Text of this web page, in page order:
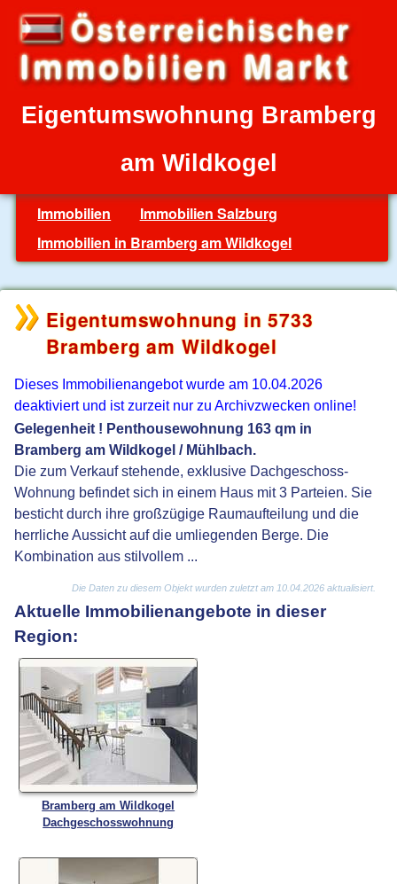
Eigentumswohnung Bramberg
am Wildkogel
Immobilien
Immobilien Salzburg
Immobilien in Bramberg am Wildkogel
Eigentumswohnung in 5733
Bramberg am Wildkogel
Dieses Immobilienangebot wurde am 10.04.2026
deaktiviert und ist zurzeit nur zu Archivzwecken online!
Gelegenheit ! Penthousewohnung 163 qm in
Bramberg am Wildkogel / Mühlbach.
Die zum Verkauf stehende, exklusive Dachgeschoss-
Wohnung befindet sich in einem Haus mit 3 Parteien. Sie
besticht durch ihre großzügige Raumaufteilung und die
herrliche Aussicht auf die umliegenden Berge. Die
Kombination aus stilvollem ...
Die Daten zu diesem Objekt wurden zuletzt am 10.04.2026 aktualisiert.
Aktuelle Immobilienangebote in dieser
Region:
Bramberg am Wildkogel
Dachgeschosswohnung